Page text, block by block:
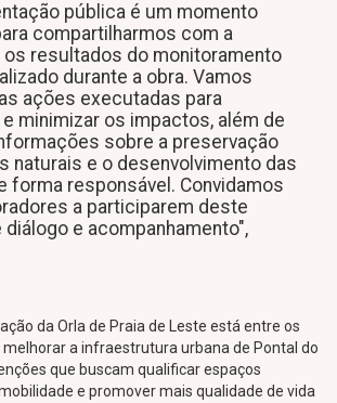
pública é um momento
compartilharmos com a
os resultados do monitoramento
durante a obra. Vamos
ações executadas para
minimizar os impactos, além de
sobre a preservação
naturais e o desenvolvimento das
forma responsável. Convidamos
a participarem deste
e acompanhamento",
da Orla de Praia de Leste está entre os
a infraestrutura urbana de Pontal do
que buscam qualificar espaços
e promover mais qualidade de vida